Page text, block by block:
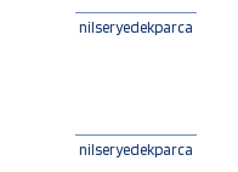
nilseryedekparca
nilseryedekparca